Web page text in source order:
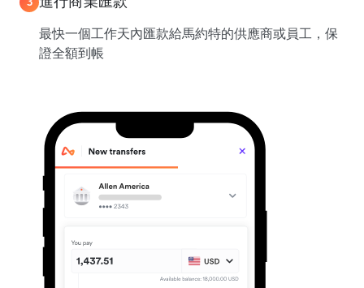
最快一個工作天內匯款給馬約特的供應商或員工，保
證全額到帳